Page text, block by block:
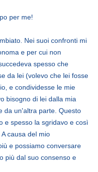
per me!
Nei suoi confronti mi
e per cui non
spesso che
da lei (volevo che lei fosse
e condividesse le mie
bisogno di lei dalla mia
da un'altra parte. Questo
e spesso la sgridavo e così
causa del mio
e possiamo conversare
più dal suo consenso e